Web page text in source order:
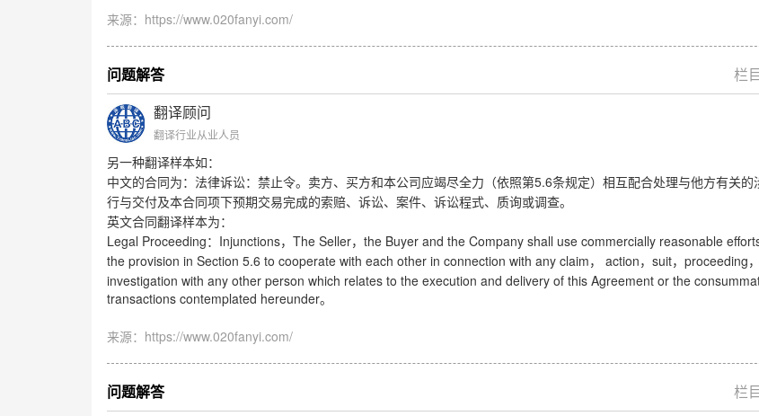
来源：https://www.020fanyi.com/
问题解答 栏
翻译顾问
翻译行业从业人员
另一种翻译样本如：
中文的合同为：法律诉讼：禁止令。卖方、买方和本公司应竭尽全力（依照第5.6条规定）相互配合处理与他方有关的
行与交付及本合同项下预期交易完成的索赔、诉讼、案件、诉讼程式、质询或调查。
英文合同翻译样本为：
Legal Proceeding ： Injunctions， The Seller， the Buyer and the Company shall use commercially reasonable
the provision in Section 5.6 to cooperate with each other in connection with any claim ， action ， suit， proceeding ，
investigation with any other person which relates to the execution and delivery of this Agreement or the
transactions contemplated hereunder。
来源：https://www.020fanyi.com/
问题解答 栏